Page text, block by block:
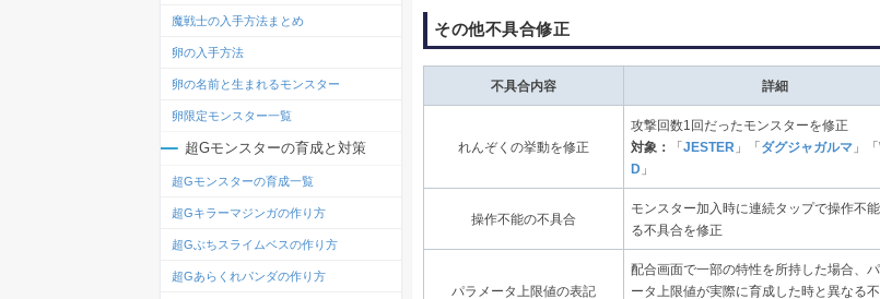
その他不具合修正
不具合内容 詳細
れんぞくの挙動を修正
攻撃回数1回だったモンスターを修正
対象：
「 JESTER 」「 ダグジャガルマ 」「
D 」
操作不能の不具合
モンスター加入時に連続タップで操作不
る不具合を修正
パラメータ上限値の表記
配合画面で一部の特性を所持した場合、
ータ上限値が実際に育成した時と異なる
魔戦士の入手方法まとめ
卵の入手方法
卵の名前と生まれるモンスター
卵限定モンスター一覧
超Gモンスターの育成と対策
超Gモンスターの育成一覧
超Gキラーマジンガの作り方
超Gぶちスライムベスの作り方
超Gあらくれパンダの作り方